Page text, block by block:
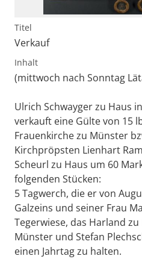
Titel
Verkauf
Inhalt
(mittwoch nach Sonntag
Ulrich Schwayger zu Haus
verkauft eine Gülte von 15
Frauenkirche zu Münster
Kirchpröpsten Lienhart
Scheurl zu Haus um 60
folgenden Stücken:
5 Tagwerch, die er von
Galzeins und seiner Frau
Tegerwiese, das Harland
Münster und Stefan
einen Jahrtag zu halten.